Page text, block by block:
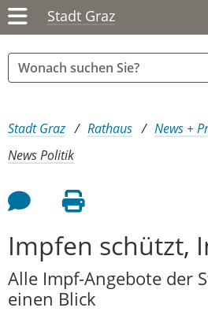
Stadt Graz
Sie sind hier:
Stadt Graz Rathaus News +
News Politik
Feedback an Autor
Seite drucken
Impfen schützt,
Alle Impf-Angebote der
einen Blick